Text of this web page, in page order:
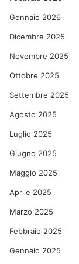
Gennaio 2026
Dicembre 2025
Novembre 2025
Ottobre 2025
Settembre 2025
Agosto 2025
Luglio 2025
Giugno 2025
Maggio 2025
Aprile 2025
Marzo 2025
Febbraio 2025
Gennaio 2025